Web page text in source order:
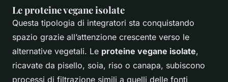
Le proteine vegane isolate
Questa tipologia di integratori sta conquistando
spazio grazie all’attenzione crescente verso le
alternative vegetali. Le proteine vegane isolate,
ricavate da pisello, soia, riso o canapa, subiscono
processi di filtrazione simili a quelli delle fonti